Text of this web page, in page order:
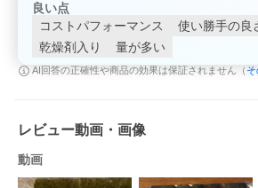
良い点
コストパフォーマンス
使い勝手の良
乾燥剤入り
量が多い
AI回答の正確性や商品の効果は保証されません（
レビュー動画・画像
動画